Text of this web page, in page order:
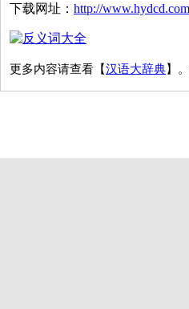
下载网址： http://
更多内容请查看【汉语大辞典】